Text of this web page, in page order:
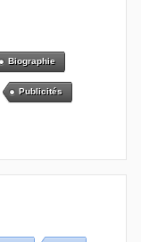
Biographie
Publicités